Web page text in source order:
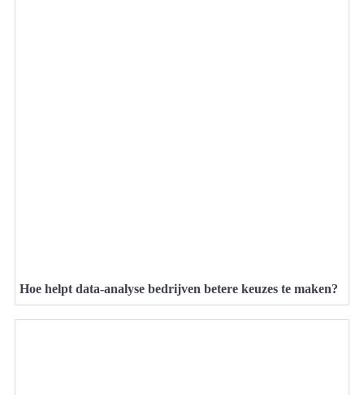
Hoe helpt data-analyse bedrijven betere keuzes te maken?